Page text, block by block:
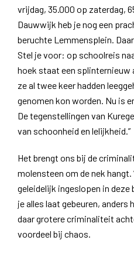
vrijdag, 35.000 op zaterdag,
Dauwwijk heb je nog een
beruchte Lemmensplein.
Stel je voor: op schoolreis
hoek staat een
ze al twee keer hadden
genomen kon worden. Nu is
De tegenstellingen van
van schoonheid en lelijkheid.”
Het brengt ons bij de
molensteen om de nek
geleidelijk ingeslopen in deze
je alles laat gebeuren, anders
daar grotere criminaliteit
voordeel bij chaos.